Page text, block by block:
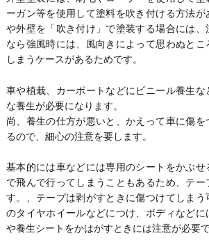
ーガン等を使用して塗料を吹き付ける方法
や外壁を「吹き付け」で塗装する場合には
なら強風時には、風向きによって思わぬと
しまうケースがあるためです。
車や植栽、カーポートなどにビニール養生な
な養生が必要になります。
尚、養生の仕方が悪いと、かえって車に傷
るので、細心の注意を要します。
基本的には車などには専用のシートをかぶ
で飛んで行ってしまうこともあるため、テー
す。、テープは剥がすときに傷つけてしま
のタイヤホイールなどにつけ、ボディなど
や養生シートをかはがすときには注意が必要で